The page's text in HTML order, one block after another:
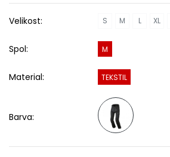
Velikost: S M L XL
Spol: M
Material: TEKSTIL
Barva: